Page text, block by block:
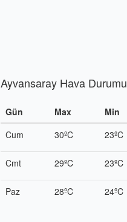
Ayvansaray Hava Durumu
Gün Max
Min
Cum
30ºC 23ºC
Cmt 29ºC 23ºC
Paz 28ºC 24ºC